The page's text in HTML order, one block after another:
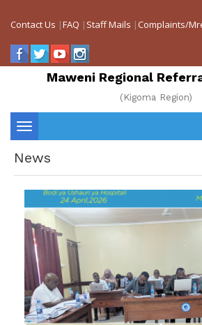
Contact Us |FAQ | Staff Mails |Complaints/
Maweni Regional
(Kigoma Region)
Toggle
navigation
News